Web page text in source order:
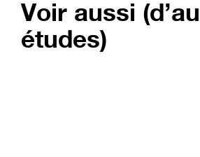
Voir aussi
études)